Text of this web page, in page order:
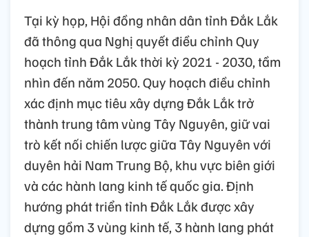
Tại kỳ họp, Hội đồng nhân dân tỉnh Đắk Lắk
đã thông qua Nghị quyết điều chỉnh Quy
hoạch tỉnh Đắk Lắk thời kỳ 2021 - 2030, tầm
nhìn đến năm 2050. Quy hoạch điều chỉnh
xác định mục tiêu xây dựng Đắk Lắk trở
thành trung tâm vùng Tây Nguyên, giữ vai
trò kết nối chiến lược giữa Tây Nguyên với
duyên hải Nam Trung Bộ, khu vực biên giới
và các hành lang kinh tế quốc gia. Định
hướng phát triển tỉnh Đắk Lắk được xây
dựng gồm 3 vùng kinh tế, 3 hành lang phát